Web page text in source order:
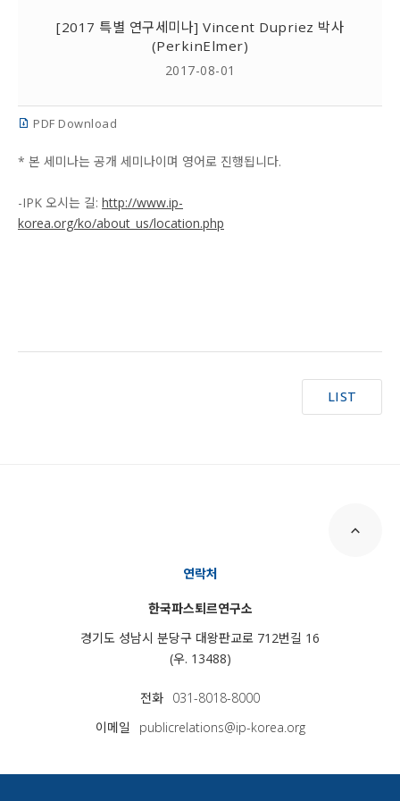
[2017 특별 연구세미나] Vincent Dupriez 박사
(PerkinElmer)
2017-08-01
PDF Download
* 본 세미나는 공개 세미나이며 영어로 진행됩니다.
-IPK 오시는 길: http://www.ip-
korea.org/ko/about_us/location.php
LIST
연락처
한국파스퇴르연구소
경기도 성남시 분당구 대왕판교로 712번길 16
(우. 13488)
전화 031-8018-8000
이메일
publicrelations@ip-korea.org